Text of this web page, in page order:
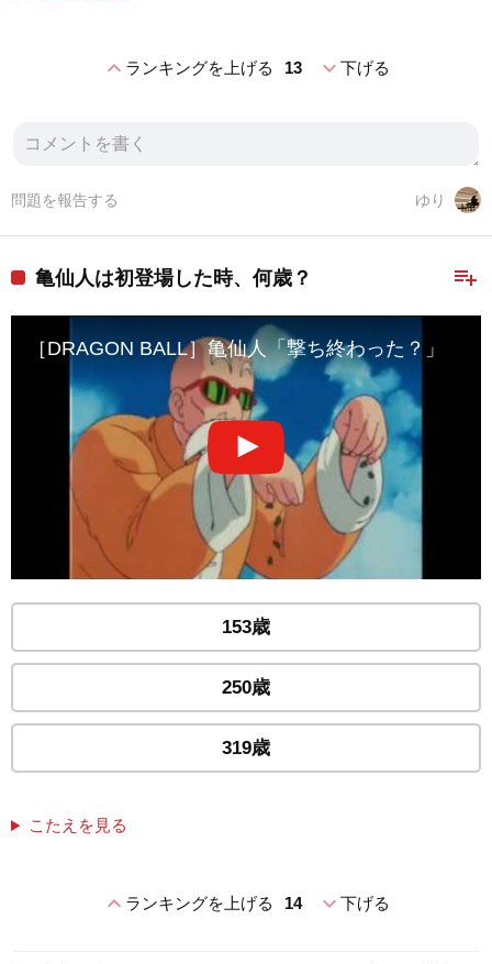
expand_lessランキングを上げる 13 expand_more下げる
ゆり
問題を報告する
playlist_add
亀仙人は初登場した時、何歳？
［DRAGON BALL］亀仙人「撃ち終わった？」
153歳
250歳
319歳
こたえを見る
expand_lessランキングを上げる 14 expand_more下げる